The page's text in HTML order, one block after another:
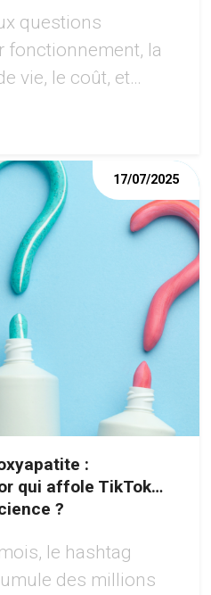
questions
fonctionnement, la
vie, le coût, et
retrouver un
:
qui affole TikTok…
?
17/07/2025
le hashtag
des millions